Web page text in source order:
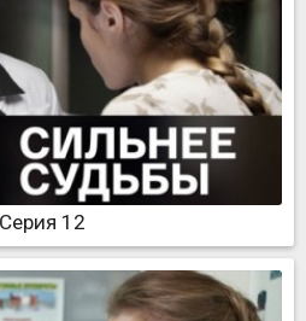
Серия 12